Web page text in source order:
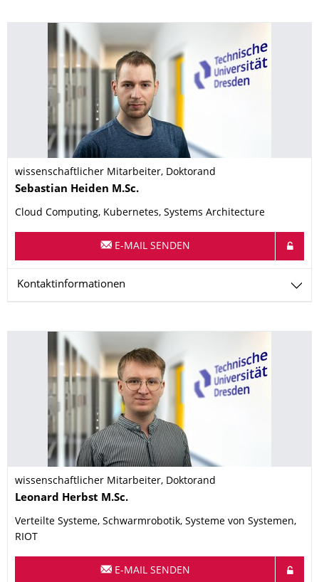
wissenschaftlicher Mitarbeiter, Doktorand
Name
Sebastian Heiden M.Sc.
Cloud Computing, Kubernetes, Systems Architecture
E-MAIL SENDEN
Kontaktinformationen
wissenschaftlicher Mitarbeiter, Doktorand
Name
Leonard Herbst M.Sc.
Verteilte Systeme, Schwarmrobotik, Systeme von Systemen,
RIOT
E-MAIL SENDEN